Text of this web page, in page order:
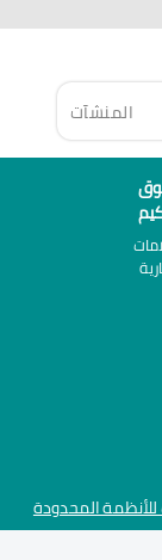
المنشآت
المحدودة